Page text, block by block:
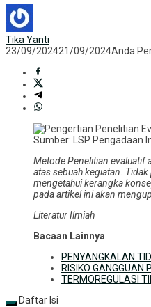
Tika Yanti
23/09/202421/09/2024Anda
Sumber: LSP Pengadaan
Metode Penelitian evaluatif
atas sebuah kegiatan.
mengetahui kerangka
pada artikel ini akan
Literatur Ilmiah
Bacaan Lainnya
PENYANGKALAN
RISIKO GANGGUAN
TERMOREGULASI
Daftar Isi